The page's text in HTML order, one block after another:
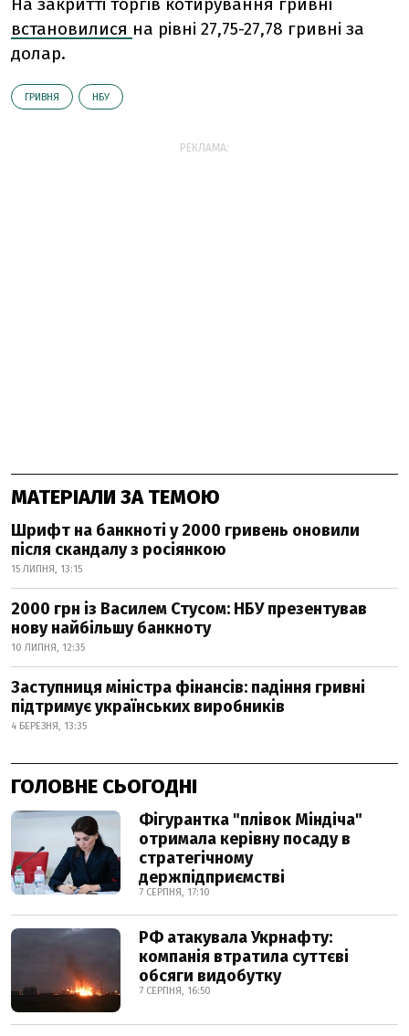
встановилися на рівні 27,75-27,78 гривні за
долар.
ГРИВНЯ НБУ
РЕКЛАМА:
МАТЕРІАЛИ ЗА ТЕМОЮ
Шрифт на банкноті у 2000 гривень оновили
після скандалу з росіянкою
15 ЛИПНЯ, 13:15
2000 грн із Василем Стусом: НБУ презентував
нову найбільшу банкноту
10 ЛИПНЯ, 12:35
Заступниця міністра фінансів: падіння гривні
підтримує українських виробників
4 БЕРЕЗНЯ, 13:35
ГОЛОВНЕ СЬОГОДНІ
Фігурантка "плівок Міндіча"
отримала керівну посаду в
стратегічному
держпідприємстві
7 СЕРПНЯ, 17:10
РФ атакувала Укрнафту:
компанія втратила суттєві
обсяги видобутку
7 СЕРПНЯ, 16:50